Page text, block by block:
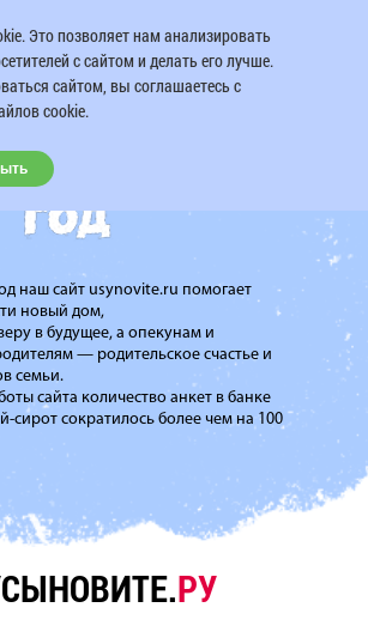
наш сайт usynovite.ru помогает
новый дом,
в будущее, а опекунам и
— родительское счастье и
семьи.
сайта количество анкет в банке
сирот сократилось более чем на 100
РУ
Это позволяет нам анализировать
с сайтом и делать его лучше.
сайтом, вы соглашаетесь с
cookie.